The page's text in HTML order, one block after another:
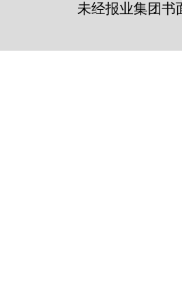
未经报业集团书